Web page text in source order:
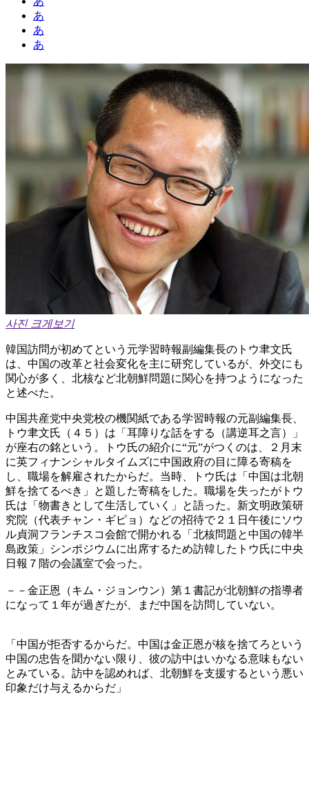
あ
あ
あ
사진 크게보기
韓国訪問が初めてという元学習時報副編集長のトウ聿文氏
は、中国の改革と社会変化を主に研究しているが、外交にも
関心が多く、北核など北朝鮮問題に関心を持つようになった
と述べた。
中国共産党中央党校の機関紙である学習時報の元副編集長、
トウ聿文氏（４５）は「耳障りな話をする（講逆耳之言）」
が座右の銘という。トウ氏の紹介に“元”がつくのは、２月末
に英フィナンシャルタイムズに中国政府の目に障る寄稿を
し、職場を解雇されたからだ。当時、トウ氏は「中国は北朝
鮮を捨てるべき」と題した寄稿をした。職場を失ったがトウ
氏は「物書きとして生活していく」と語った。新文明政策研
究院（代表チャン・ギピョ）などの招待で２１日午後にソウ
ル貞洞フランチスコ会館で開かれる「北核問題と中国の韓半
島政策」シンポジウムに出席するため訪韓したトウ氏に中央
日報７階の会議室で会った。
－－金正恩（キム・ジョンウン）第１書記が北朝鮮の指導者
になって１年が過ぎたが、まだ中国を訪問していない。
「中国が拒否するからだ。中国は金正恩が核を捨てろという
中国の忠告を聞かない限り、彼の訪中はいかなる意味もない
とみている。訪中を認めれば、北朝鮮を支援するという悪い
印象だけ与えるからだ」